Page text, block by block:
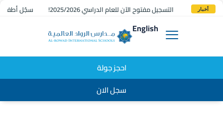
أخبار التسجيل مفتوح الآن للعام الدراسي 2025/2026! سجّل
English
احجز جولة
سجل الان